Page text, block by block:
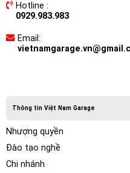
Hotline :
0929.983.983
Email:
Thông tin Việt Nam Garage
Nhượng quyền
Đào tạo nghề
Chi nhánh